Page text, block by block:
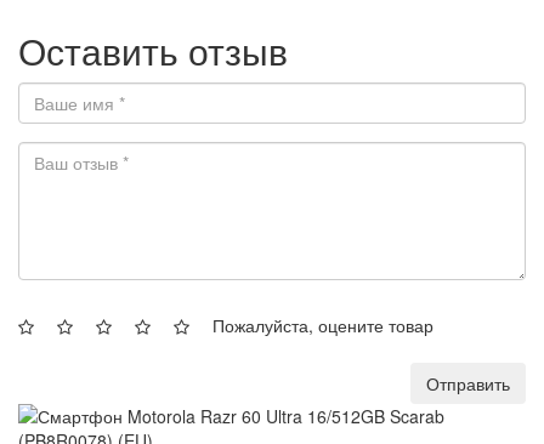
Оставить отзыв
Пожалуйста, оцените товар
Отправить